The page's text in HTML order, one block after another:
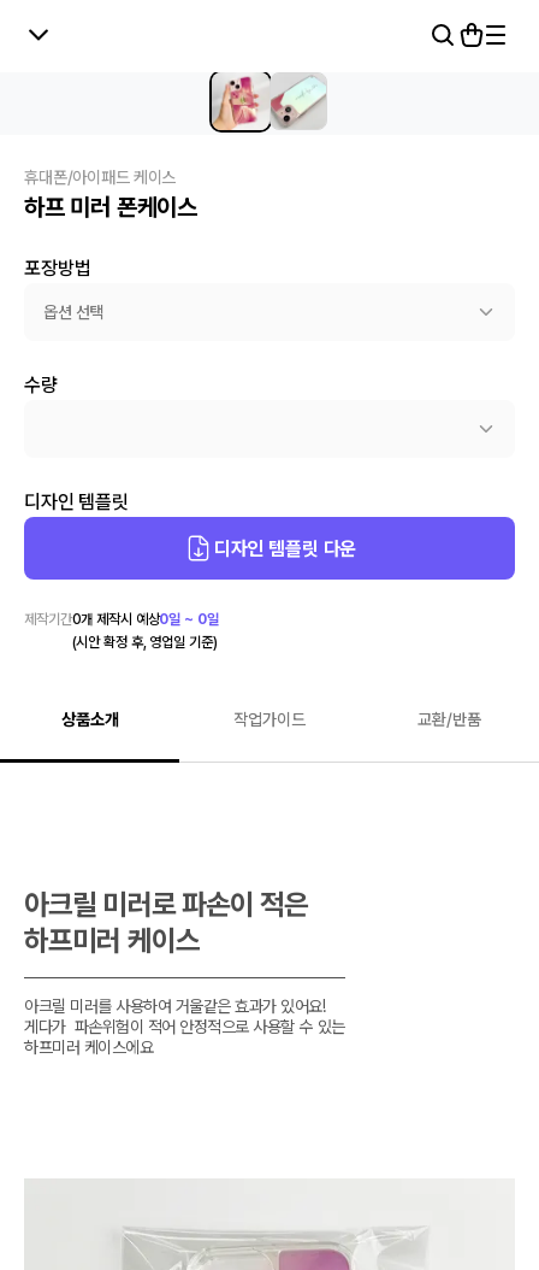
휴대폰/아이패드 케이스
하프 미러 폰케이스
포장방법
옵션 선택
수량
디자인 템플릿
디자인 템플릿 다운
제작기간0개 제작시 예상0일 ~ 0일
(시안 확정 후, 영업일 기준)
상품소개 작업가이드 교환/반품
아크릴 미러로 파손이 적은
하프미러 케이스
아크릴 미러를 사용하여 거울같은 효과가 있어요!
게다가  파손위험이 적어 안정적으로 사용할 수 있는
하프미러 케이스에요